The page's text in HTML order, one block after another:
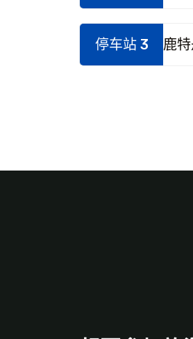
停车站 3 鹿